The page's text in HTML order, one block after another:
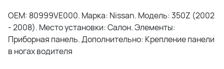
OEM: 80999VE000. Марка: Nissan. Модель: 350Z (2002
- 2008). Место установки: Салон. Элементы:
Приборная панель. Дополнительно: Крепление панели
в ногах водителя